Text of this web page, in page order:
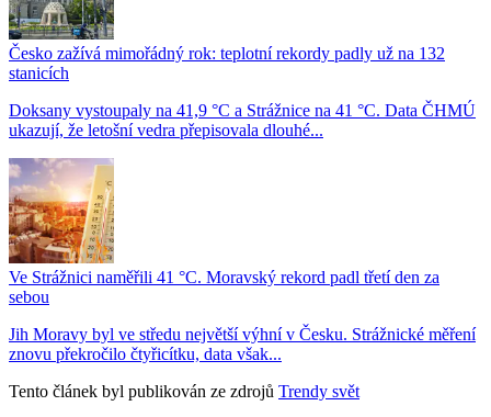
Česko zažívá mimořádný rok: teplotní rekordy padly už na 132
stanicích
Doksany vystoupaly na 41,9 °C a Strážnice na 41 °C. Data ČHMÚ
ukazují, že letošní vedra přepisovala dlouhé...
Ve Strážnici naměřili 41 °C. Moravský rekord padl třetí den za
sebou
Jih Moravy byl ve středu největší výhní v Česku. Strážnické měření
znovu překročilo čtyřicítku, data však...
Tento článek byl publikován ze zdrojů Trendy svět